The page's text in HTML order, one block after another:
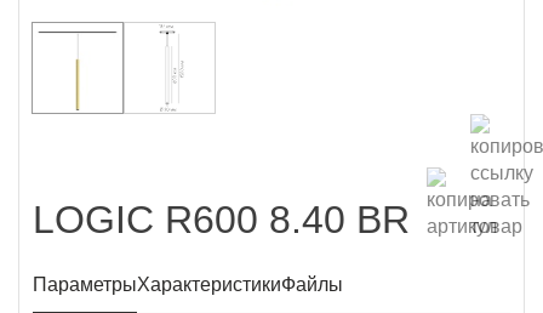
LOGIC R600 8.40 BR
ПараметрыХарактеристикиФайлы